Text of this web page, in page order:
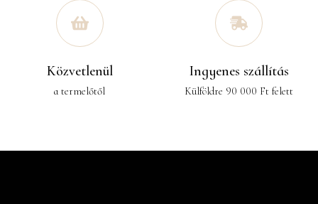
Közvetlenül
a termelőtől
Ingyenes szállítás
Külföldre 90 000 Ft felett